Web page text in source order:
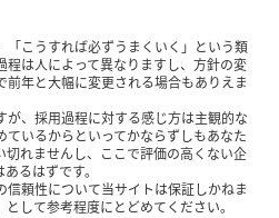
「こうすれば必ずうまくいく」という類
程は人によって異なりますし、方針の変
年と大幅に変更される場合もありえま
が、採用過程に対する感じ方は主観的な
いるからといってかならずしもあなた
切れませんし、ここで評価の高くない企
るはずです。
頼性について当サイトは保証しかねま
して参考程度にとどめてください。